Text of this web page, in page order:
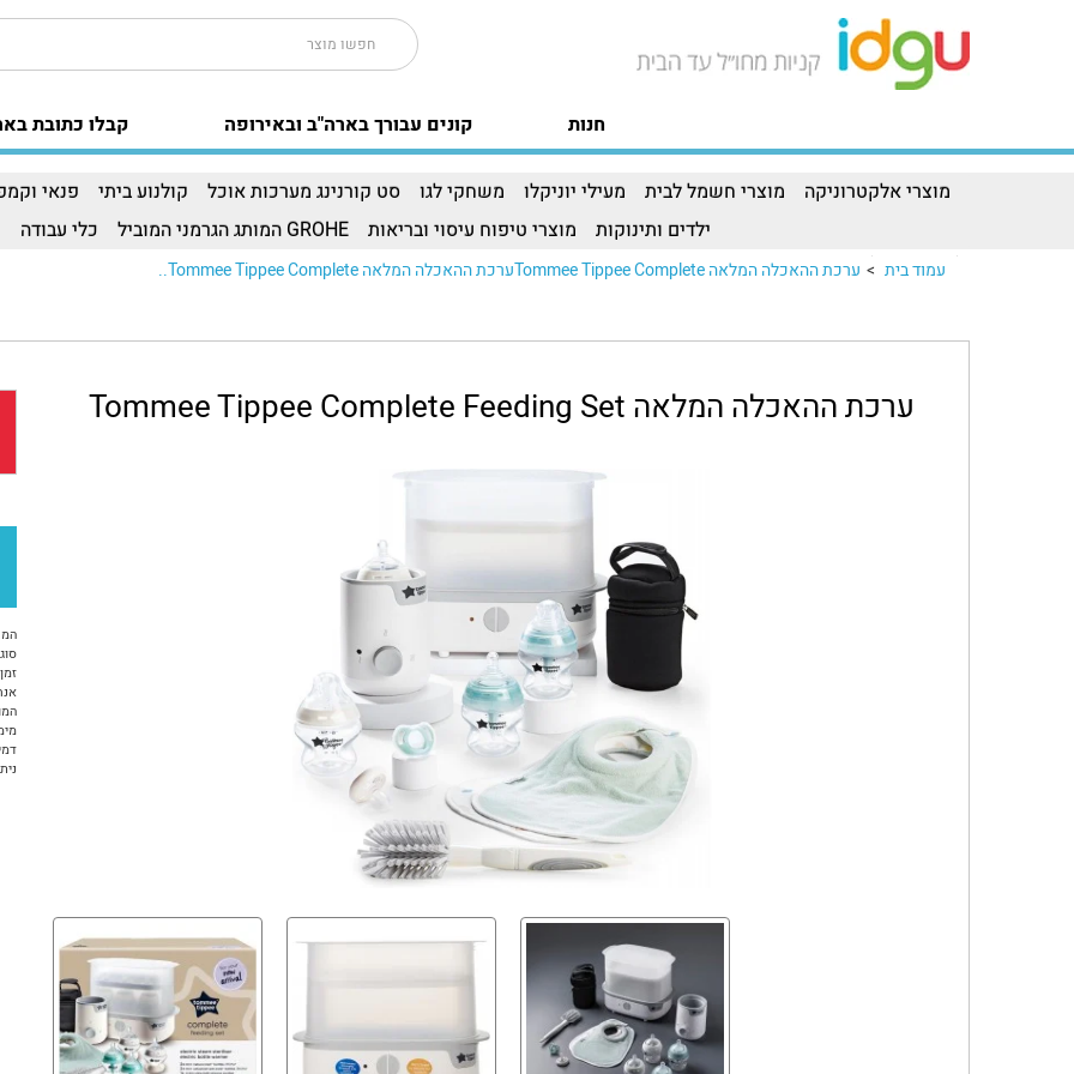
קבלו כתובת קונים עבורך בארה"ב ובאירופה חנות
מוצרי אלקטרוניקה מוצרי חשמל לבית מעילי יוניקלו משחקי לגו סט קורנינג מערכות אוכל קולנוע ביתי
פנאי
ילדים ותינוקות
מוצרי טיפוח עיסוי ובריאות GROHE המותג הגרמני המוביל כלי עבודה
עמוד בית > ערכת ההאכלה המלאה Tommee Tippee Completeערכת ההאכלה המלאה Tommee Tippee Complete..
ערכת ההאכלה המלאה Tommee Tippee Complete Feeding Set
זמן